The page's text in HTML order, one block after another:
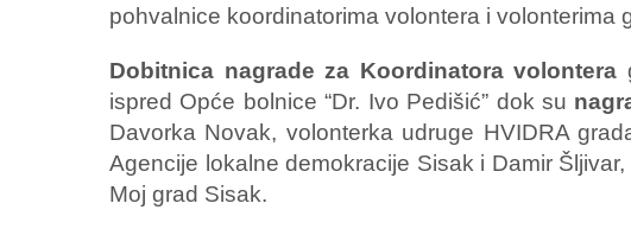
pohvalnice koordinatorima volontera i volonterima
Dobitnica nagrade za Koordinatora volontera
ispred Opće bolnice “Dr. Ivo Pedišić” dok su
Davorka Novak, volonterka udruge HVIDRA
Agencije lokalne demokracije Sisak i Damir
Moj grad Sisak.